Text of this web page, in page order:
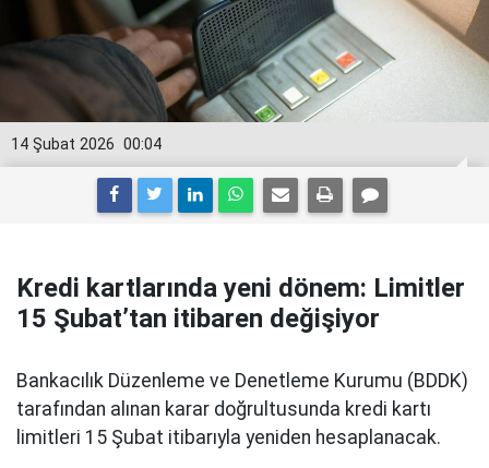
00:04
14 Şubat 2026
Kredi kartlarında yeni dönem: Limitler
15 Şubat’tan itibaren değişiyor
Bankacılık Düzenleme ve Denetleme Kurumu (BDDK)
tarafından alınan karar doğrultusunda kredi kartı
limitleri 15 Şubat itibarıyla yeniden hesaplanacak.